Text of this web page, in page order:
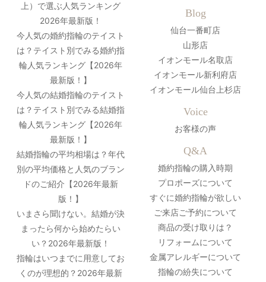
上）で選ぶ人気ランキング
2026年最新版！
今人気の婚約指輪のテイスト
は？テイスト別でみる婚約指
輪人気ランキング【2026年
最新版！】
今人気の結婚指輪のテイスト
は？テイスト別でみる結婚指
輪人気ランキング【2026年
最新版！】
結婚指輪の平均相場は？年代
別の平均価格と人気のブラン
ドのご紹介【2026年最新
版！】
いまさら聞けない。結婚が決
まったら何から始めたらい
い？2026年最新版！
指輪はいつまでに用意してお
くのが理想的？2026年最新
Blog
仙台一番町店
山形店
イオンモール名取店
イオンモール新利府店
イオンモール仙台上杉店
Voice
お客様の声
Q&A
婚約指輪の購入時期
プロポーズについて
すぐに婚約指輪が欲しい
ご来店ご予約について
商品の受け取りは？
リフォームについて
金属アレルギーについて
指輪の紛失について